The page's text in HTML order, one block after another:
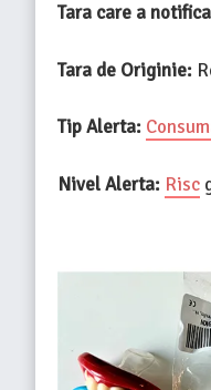
Tara care a
Tara de Originie:
Tip Alerta:
Nivel Alerta: Risc